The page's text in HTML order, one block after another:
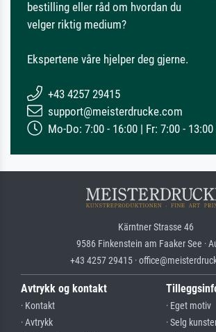
bestilling eller råd om hvordan du
velger riktig medium?
Ekspertene våre hjelper deg gjerne.
+43 4257 29415
support@meisterdrucke.com
Mo-Do: 7:00 - 16:00 | Fr: 7:00 - 13:00
Kärntner Strasse 46
9586 Finkenstein am Faaker See ·
+43 4257 29415 ·
Avtrykk og kontakt
· Kontakt
· Avtrykk
· Eget motiv
· Selg